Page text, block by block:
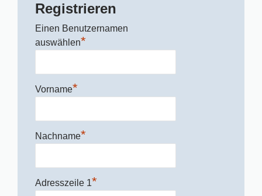
Registrieren
Einen Benutzernamen
auswählen*
Vorname*
Nachname*
Adresszeile 1*